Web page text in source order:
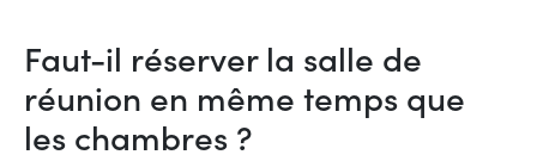
Faut-il réserver la salle de
réunion en même temps que
les chambres ?